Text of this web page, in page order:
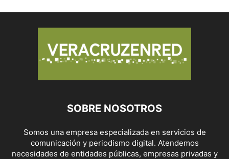
SOBRE NOSOTROS
Somos una empresa especializada en servicios de
comunicación y periodismo digital. Atendemos
necesidades de entidades públicas, empresas privadas y